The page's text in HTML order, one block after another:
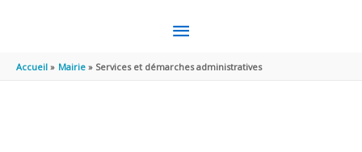
MENU
PRINCIPAL
Accueil Mairie Services et démarches administratives